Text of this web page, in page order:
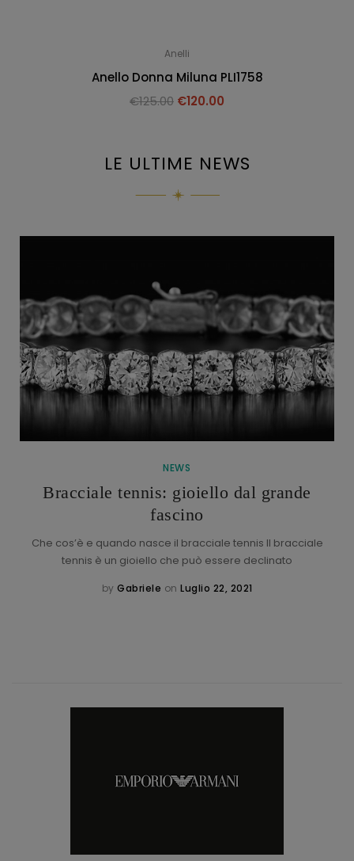
Anelli
Anello Donna Miluna PLI1758
€125.00 €120.00
LE ULTIME NEWS
NEWS
Bracciale tennis: gioiello dal grande
fascino
Che cos’è e quando nasce il bracciale tennis Il bracciale
tennis è un gioiello che può essere declinato
by Gabriele on Luglio 22, 2021